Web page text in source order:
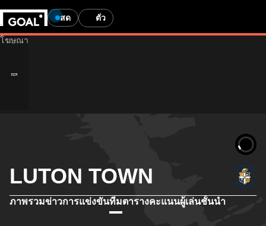
สด ตั๋ว
LUTON TOWN
ภาพรวมข่าวการแข่งขันทีมตารางคะแนนผู้เล่นชั้นนำ